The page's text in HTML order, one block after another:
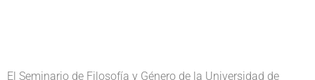
El Seminario de Filosofía y Género de la Universidad de